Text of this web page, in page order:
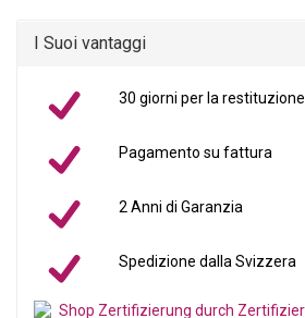
I Suoi vantaggi
30 giorni per la restituzione
Pagamento su fattura
2 Anni di Garanzia
Spedizione dalla Svizzera